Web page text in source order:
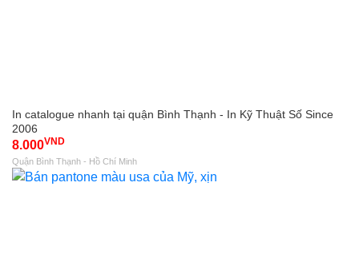
In catalogue nhanh tại quận Bình Thạnh - In Kỹ Thuật Số Since
2006
8.000VND
Quận Bình Thạnh - Hồ Chí Minh